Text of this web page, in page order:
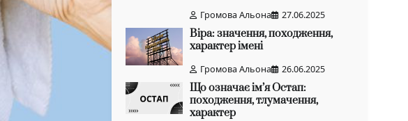
Громова Альона 27.06.2025
Віра: значення, походження,
характер імені
Громова Альона 26.06.2025
Що означає ім’я Остап:
походження, тлумачення,
характер